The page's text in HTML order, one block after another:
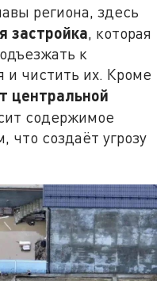
региона, здесь
застройка, которая
к
и чистить их. Кроме
центральной
содержимое
что создаёт угрозу